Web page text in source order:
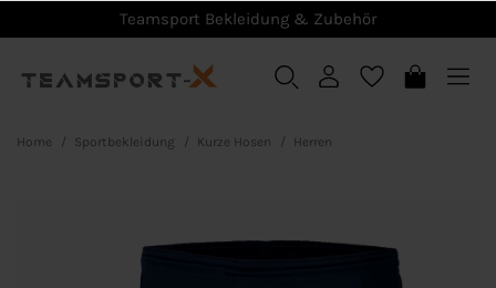
Teamsport Bekleidung & Zubehör
Home Sportbekleidung Kurze Hosen Herren